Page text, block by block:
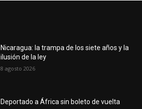
Nicaragua: la trampa de los siete años y la
ilusión de la ley
8 agosto 2026
Deportado a África sin boleto de vuelta